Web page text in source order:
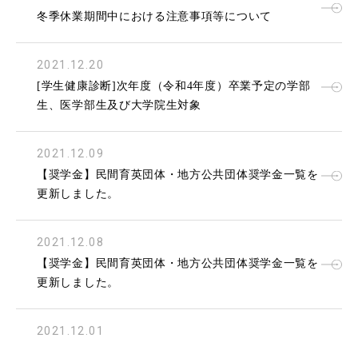
冬季休業期間中における注意事項等について
2021.12.20
[学生健康診断]次年度（令和4年度）卒業予定の学部
生、医学部生及び大学院生対象
2021.12.09
【奨学金】民間育英団体・地方公共団体奨学金一覧を
更新しました。
2021.12.08
【奨学金】民間育英団体・地方公共団体奨学金一覧を
更新しました。
2021.12.01